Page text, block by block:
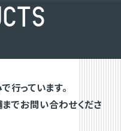
CTS
行っています。
でお問い合わせくださ